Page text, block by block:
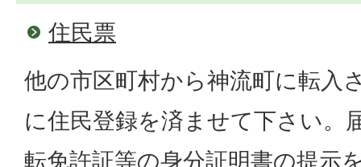
住民票
他の市区町村から神流町に転入
に住民登録を済ませて下さい。
転免許証等の身分証明書の提示